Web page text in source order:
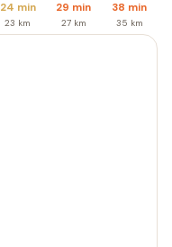
24 min
23 km
29 min
27 km
38 min
35 km